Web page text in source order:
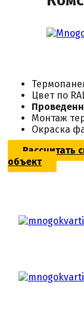
Цвет по
Монтаж
Окраска
Рассчитать
объект